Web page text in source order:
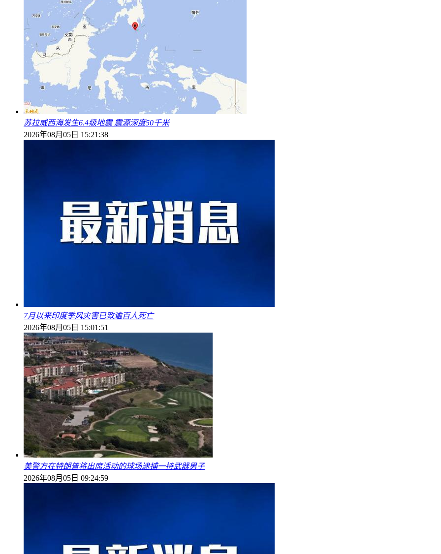
苏拉威西海发生6.4级地震 震源深度50千米
2026年08月05日 15:21:38
7月以来印度季风灾害已致逾百人死亡
2026年08月05日 15:01:51
美警方在特朗普将出席活动的球场逮捕一持武器男子
2026年08月05日 09:24:59